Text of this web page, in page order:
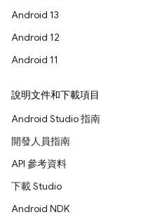
Android 13
Android 12
Android 11
說明文件和下載項目
Android Studio 指南
開發人員指南
API 參考資料
下載 Studio
Android NDK